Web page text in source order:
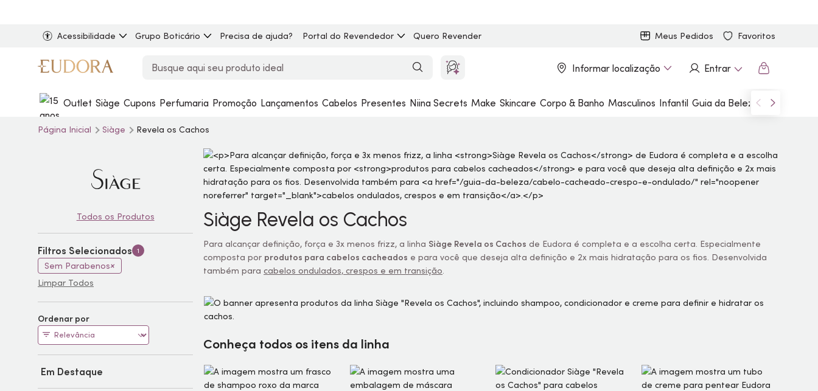
Acessibilidade Grupo Boticário Precisa de ajuda? Portal do Revendedor Quero Revender Meus Pedidos Favoritos
Informar localização Entrar
Outlet Siàge Cupons Perfumaria Promoção Lançamentos Cabelos Presentes Niina Secrets Make Skincare Corpo & Banho Masculinos Infantil Guia da Beleza Marcas
Página Inicial Siàge Revela os Cachos
Siàge Revela os Cachos
Para alcançar definição, força e 3x menos frizz, a linha Siàge Revela os Cachos de Eudora é completa e a escolha certa. Especialmente
composta por produtos para cabelos cacheados e para você que deseja alta definição e 2x mais hidratação para os fios. Desenvolvida
também paracabelos ondulados, crespos e em transição.
Conheça todos os itens da linha
Todos os Produtos
Filtros Selecionados 1
Sem Parabenos
Limpar Todos
Ordenar por
Em Destaque